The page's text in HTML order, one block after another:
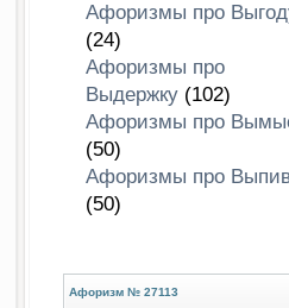
Афоризмы про
(24)
Афоризмы про
Выдержку(102)
Афоризмы про
(50)
Афоризмы про
(50)
Афоризм № 27113